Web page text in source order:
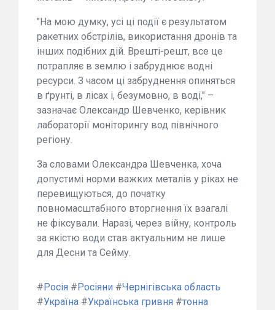
"На мою думку, усі ці події є результатом
ракетних обстрілів, використання дронів та
інших подібних дій. Врешті-решт, все це
потрапляє в землю і забруднює водні
ресурси. З часом ці забруднення опиняться
в ґрунті, в лісах і, безумовно, в воді," –
зазначає Олександр Шевченко, керівник
лабораторії моніторингу вод північного
регіону.
За словами Олександра Шевченка, хоча
допустимі норми важких металів у ріках не
перевищуються, до початку
повномасштабного вторгнення їх взагалі
не фіксували. Наразі, через війну, контроль
за якістю води став актуальним не лише
для Десни та Сейму.
# Росія # Росіяни #Чернігівська область
#Україна #Українська гривня #тонна